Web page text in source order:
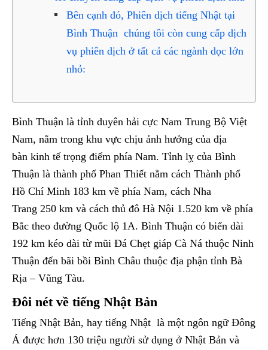
Bên cạnh đó, Phiên dịch tiếng Nhật tại
Bình Thuận chúng tôi còn cung cấp dịch
vụ phiên dịch ở tất cả các ngành dọc lớn
nhỏ:
Bình Thuận là tỉnh duyên hải cực Nam Trung Bộ Việt
Nam, nằm trong khu vực chịu ảnh hưởng của địa
bàn kinh tế trọng điểm phía Nam. Tỉnh lỵ của Bình
Thuận là thành phố Phan Thiết nằm cách Thành phố
Hồ Chí Minh 183 km về phía Nam, cách Nha
Trang 250 km và cách thủ đô Hà Nội 1.520 km về phía
Bắc theo đường Quốc lộ 1A. Bình Thuận có biển dài
192 km kéo dài từ mũi Đá Chẹt giáp Cà Ná thuộc Ninh
Thuận đến bãi bồi Bình Châu thuộc địa phận tỉnh Bà
Rịa – Vũng Tàu.
Đôi nét về tiếng Nhật Bản
Tiếng Nhật Bản, hay tiếng Nhật là một ngôn ngữ Đông
Á được hơn 130 triệu người sử dụng ở Nhật Bản và